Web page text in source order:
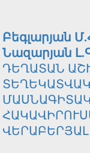
Բեգլարյան
Նազարյան
ԴԵՂԱՏԱՆ
ՎԵՐԱԲԵՐՅԱԼ